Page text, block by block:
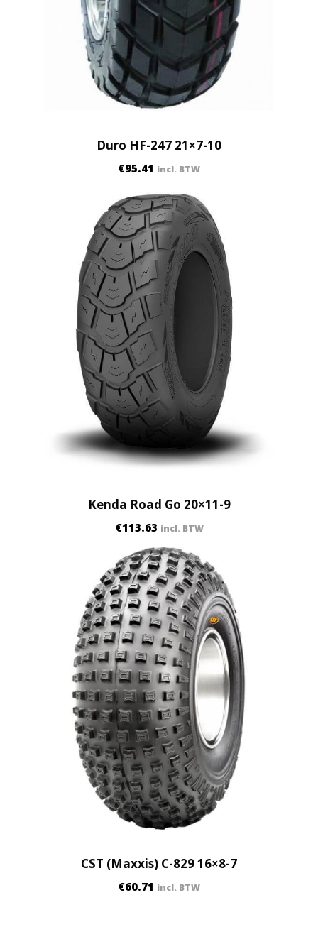
Duro HF-247 21×7-10
€95.41 incl. BTW
Kenda Road Go 20×11-9
€113.63 incl. BTW
CST (Maxxis) C-829 16×8-7
€60.71 incl. BTW